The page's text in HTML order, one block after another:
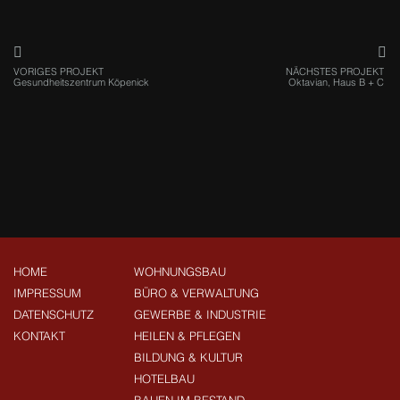
VORIGES PROJEKT
Gesundheitszentrum Köpenick
NÄCHSTES PROJEKT
Oktavian, Haus B + C
HOME
IMPRESSUM
DATENSCHUTZ
KONTAKT
WOHNUNGSBAU
BÜRO & VERWALTUNG
GEWERBE & INDUSTRIE
HEILEN & PFLEGEN
BILDUNG & KULTUR
HOTELBAU